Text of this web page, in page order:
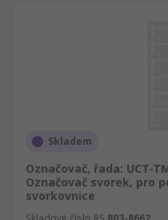
Skladem
Označovač, řada: UCT-
Označovač svorek, pro
svorkovnice